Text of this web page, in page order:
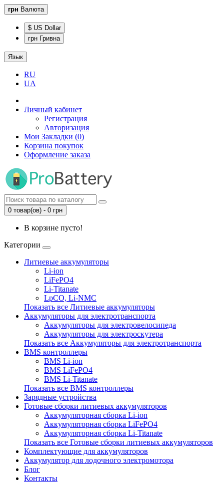
грн Валюта
$ US Dollar
грн Гривна
Язык
RU
UA
Личный кабинет
Регистрация
Авторизация
Мои Закладки (0)
Корзина покупок
Оформление заказа
0 товар(ов) - 0 грн
В корзине пусто!
Категории
Литиевые аккумуляторы
Li-ion
LiFePO4
Li-Titanate
LpCO, Li-NMC
Показать все Литиевые аккумуляторы
Аккумуляторы для электротранспорта
Аккумуляторы для электровелосипеда
Аккумуляторы для электроскутера
Показать все Аккумуляторы для электротранспорта
BMS контроллеры
BMS Li-ion
BMS LiFePO4
BMS Li-Titanate
Показать все BMS контроллеры
Зарядные устройства
Готовые сборки литиевых аккумуляторов
Аккумуляторная сборка Li-ion
Аккумуляторная сборка LiFePO4
Аккумуляторная сборка Li-Titanate
Показать все Готовые сборки литиевых аккумуляторов
Комплектующие для аккумуляторов
Аккумулятор для лодочного электромотора
Блог
Контакты